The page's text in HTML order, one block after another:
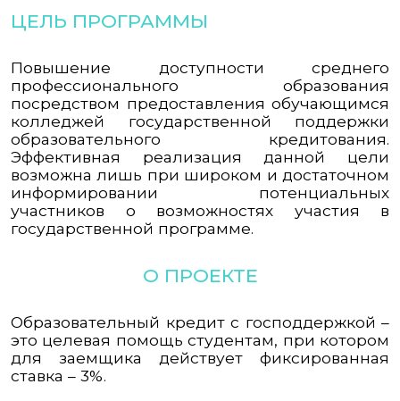
ЦЕЛЬ ПРОГРАММЫ
Повышение доступности среднего
профессионального образования
посредством предоставления обучающимся
колледжей государственной поддержки
образовательного кредитования.
Эффективная реализация данной цели
возможна лишь при широком и достаточном
информировании потенциальных
участников о возможностях участия в
государственной программе.
О ПРОЕКТЕ
Образовательный кредит с господдержкой –
это целевая помощь студентам, при котором
для заемщика действует фиксированная
ставка – 3%.